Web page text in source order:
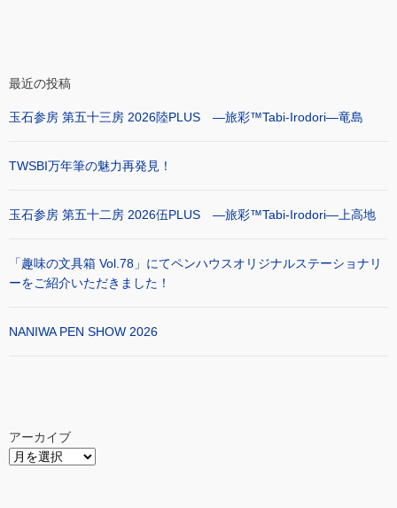
最近の投稿
玉石参房 第五十三房 2026陸PLUS ―旅彩™Tabi-Irodori―竜島
TWSBI万年筆の魅力再発見！
玉石参房 第五十二房 2026伍PLUS ―旅彩™Tabi-Irodori―上高地
「趣味の文具箱 Vol.78」にてペンハウスオリジナルステーショナリ
ーをご紹介いただきました！
NANIWA PEN SHOW 2026
アーカイブ